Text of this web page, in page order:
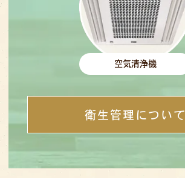
空気清浄機
衛生管理について